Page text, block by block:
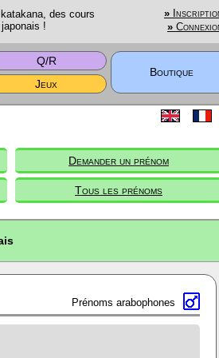
des cours
!
»
»
Q/R
Boutique
Jeux
Demander un prénom
Tous les prénoms
Prénoms arabophones